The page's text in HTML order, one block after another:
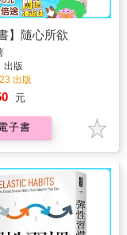
】隨心所欲
出版
出版
元
子書